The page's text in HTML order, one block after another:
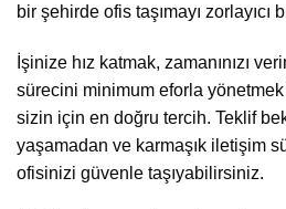
bir şehirde ofis taşımayı zorlayıcı
İşinize hız katmak, zamanınızı
sürecini minimum eforla yönetmek
sizin için en doğru tercih. Teklif
yaşamadan ve karmaşık iletişim
ofisinizi güvenle taşıyabilirsiniz.